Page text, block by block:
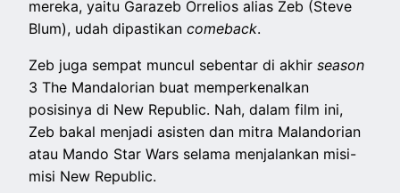
mereka, yaitu Garazeb Orrelios alias Zeb (Steve
Blum), udah dipastikancomeback.
Zeb juga sempat muncul sebentar di akhirseason
3 The Mandalorian buat memperkenalkan
posisinya di New Republic. Nah, dalam film ini,
Zeb bakal menjadi asisten dan mitra Malandorian
atau Mando Star Wars selama menjalankan misi-
misi New Republic.